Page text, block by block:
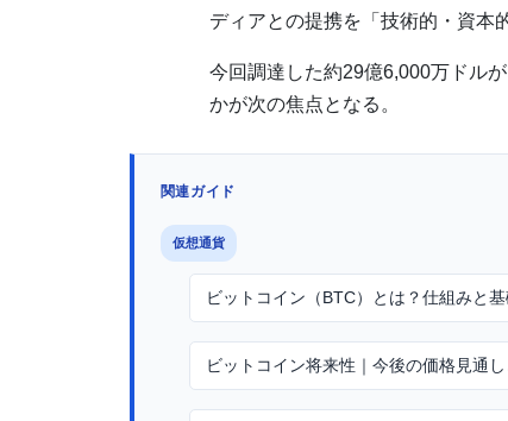
ディアとの提携を「技術的・資本
今回調達した約29億6,000万ドル
かが次の焦点となる。
関連ガイド
仮想通貨
ビットコイン（BTC）とは？仕組みと
ビットコイン将来性｜今後の価格見通